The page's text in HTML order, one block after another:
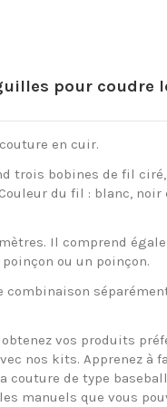
pour coudre
en cuir.
trois bobines de fil ciré,
du fil : blanc, noir
Il comprend
ou un poinçon.
combinaison
vos produits
nos kits. Apprenez à
couture de type
manuels que vous